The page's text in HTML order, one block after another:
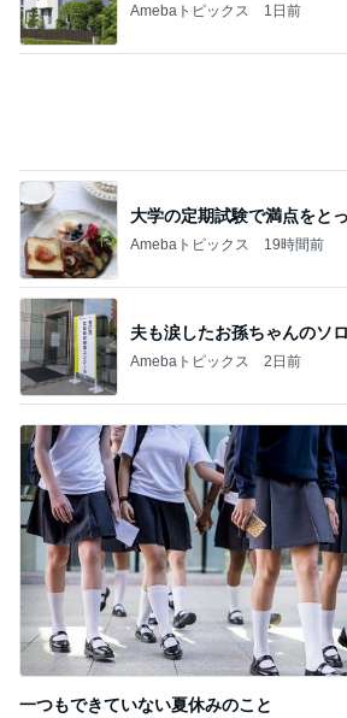
Amebaトピックス 1日前
大学の定期試験で満点をと
Amebaトピックス 19時間前
夫も涙したお孫ちゃんのソ
Amebaトピックス 2日前
一つもできていない夏休みのこと